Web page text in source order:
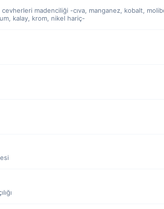
cevherleri madenciliği -cıva, manganez, kobalt,
kalay, krom, nikel hariç-